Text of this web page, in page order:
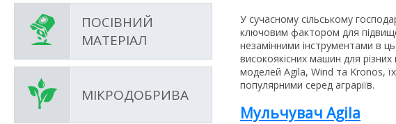
ПОСІВНИЙ
МАТЕРІАЛ
МІКРОДОБРИВА
У сучасному сільському
ключовим фактором для
незамінними інструментами в
високоякісних машин для
моделей Agila, Wind та Kronos,
популярними серед аграріїв.
Мульчувач Agila